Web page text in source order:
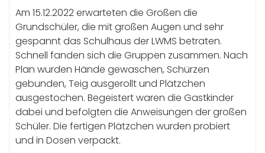
Am 15.12.2022 erwarteten die Großen die
Grundschüler, die mit großen Augen und sehr
gespannt das Schulhaus der LWMS betraten.
Schnell fanden sich die Gruppen zusammen. Nach
Plan wurden Hände gewaschen, Schürzen
gebunden, Teig ausgerollt und Plätzchen
ausgestochen. Begeistert waren die Gastkinder
dabei und befolgten die Anweisungen der großen
Schüler. Die fertigen Plätzchen wurden probiert
und in Dosen verpackt.